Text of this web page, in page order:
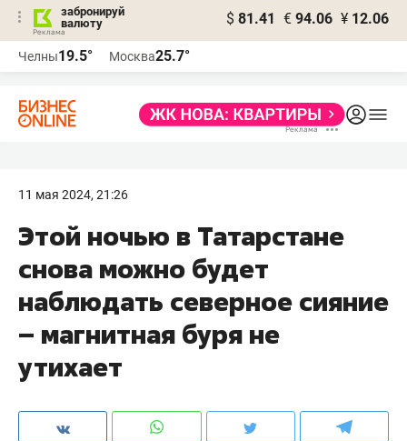
забронируй
валюту
$ 81.41 € 94.06 ¥ 12.06
Челны19.5° Москва25.7°
11 мая 2024, 21:26
Этой ночью в Татарстане
снова можно будет
наблюдать северное сияние
– магнитная буря не
утихает